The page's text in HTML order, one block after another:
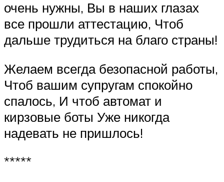
очень нужны, Вы в наших глазах
все прошли аттестацию, Чтоб
дальше трудиться на благо страны!
Желаем всегда безопасной работы,
Чтоб вашим супругам спокойно
спалось, И чтоб автомат и
кирзовые боты Уже никогда
надевать не пришлось!
*****